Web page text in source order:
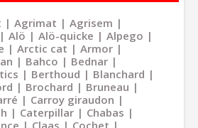
Agrimat
Agrisem
Alö Alö-quicke
Alpego
Arctic cat
Armor
Bahco
Bednar
Berthoud
Blanchard
Brochard
Bruneau
Carroy giraudon
Caterpillar
Chabas
Claas
Cochet